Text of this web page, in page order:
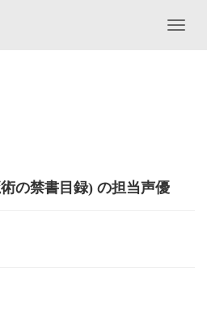
の禁書目録) の担当声優